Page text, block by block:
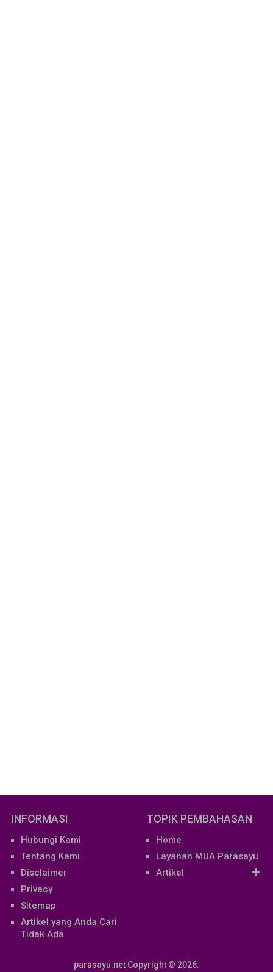
INFORMASI
Hubungi Kami
Tentang Kami
Disclaimer
Privacy
Sitemap
Artikel yang Anda Cari
Tidak Ada
TOPIK PEMBAHASAN
Home
Layanan MUA Parasayu
Artikel
parasayu.netCopyright © 2026.